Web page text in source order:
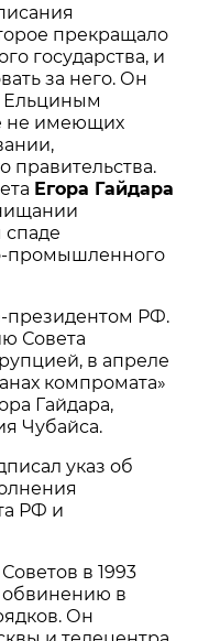
прекращало
государства, и
за него. Он
Ельциным
не имеющих
правительства.
Егора Гайдара
промышленного
президентом РФ.
Совета
в апреле
компромата»
Гайдара,
Чубайса.
указ об
РФ и
в 1993
обвинению в
Он